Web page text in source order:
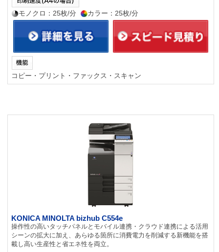
モノクロ：25枚/分 カラー：25枚/分
コピー・プリント・ファックス・スキャン
KONICA MINOLTA bizhub C554e
操作性の高いタッチパネルとモバイル連携・クラウド連携による活用
シーンの拡大に加え、あらゆる箇所に消費電力を削減する新機能を搭
載し高い生産性と省エネ性を両立。